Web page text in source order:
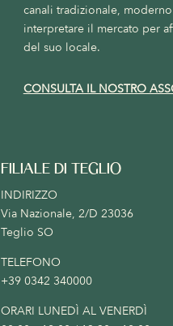
canali tradizionale,
interpretare il mercato per
del suo locale.
CONSULTA IL NOSTRO
FILIALE DI TEGLIO
INDIRIZZO
Via Nazionale, 2/D 23036
Teglio SO
TELEFONO
+39 0342 340000
ORARI LUNEDÌ AL VENERDÌ